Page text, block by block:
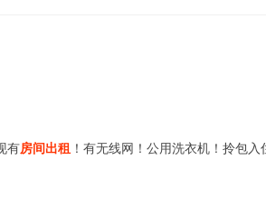
有房间出租 ！有无线网！公用洗衣机！拎包